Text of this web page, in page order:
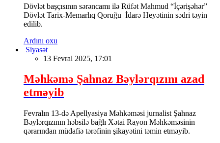
Dövlət başçısının sərəncamı ilə Rüfət Mahmud “İçərişəhər”
Dövlət Tarix-Memarlıq Qoruğu İdarə Heyətinin sədri təyin
edilib.
Ardını oxu
Siyasət
13 Fevral 2025, 17:01
Məhkəmə Şahnaz Bəylərqızını azad
etməyib
Fevralın 13-də Apellyasiya Məhkəməsi jurnalist Şahnaz
Bəylərqızının həbsilə bağlı Xətai Rayon Məhkəməsinin
qərarından müdafiə tərəfinin şikayətini təmin etməyib.